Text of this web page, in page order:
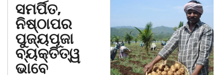
ସମର୍ପିତ,
ନିଷ୍ଠାପର
ପୁଜ୍ୟପୂଜା
ବ୍ୟକ୍ତିତ୍ୱ
ଭାବେ